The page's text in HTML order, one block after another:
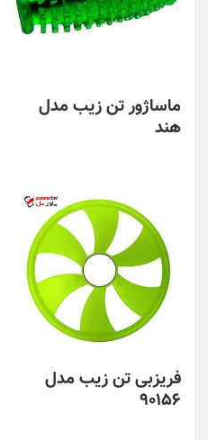
ماساژور تن زیب مدل
هند
فریزبی تن زیب مدل
90156